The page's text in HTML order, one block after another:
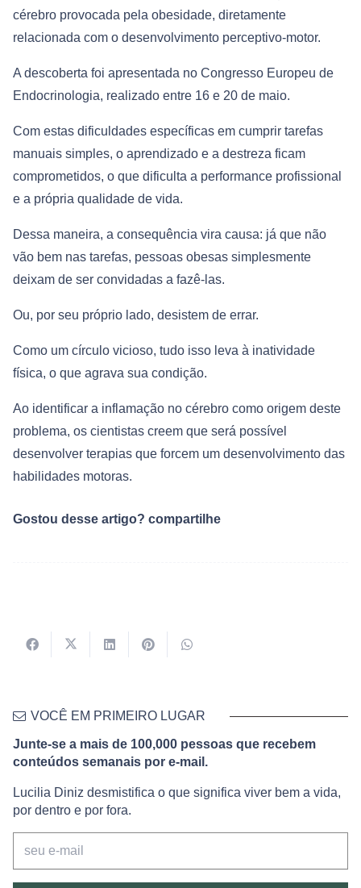
cérebro provocada pela obesidade, diretamente
relacionada com o desenvolvimento perceptivo-motor.
A descoberta foi apresentada no Congresso Europeu de
Endocrinologia, realizado entre 16 e 20 de maio.
Com estas dificuldades específicas em cumprir tarefas
manuais simples, o aprendizado e a destreza ficam
comprometidos, o que dificulta a performance profissional
e a própria qualidade de vida.
Dessa maneira, a consequência vira causa: já que não
vão bem nas tarefas, pessoas obesas simplesmente
deixam de ser convidadas a fazê-las.
Ou, por seu próprio lado, desistem de errar.
Como um círculo vicioso, tudo isso leva à inatividade
física, o que agrava sua condição.
Ao identificar a inflamação no cérebro como origem deste
problema, os cientistas creem que será possível
desenvolver terapias que forcem um desenvolvimento das
habilidades motoras.
Gostou desse artigo? compartilhe
VOCÊ EM PRIMEIRO LUGAR
Junte-se a mais de 100,000 pessoas que recebem
conteúdos semanais por e-mail.
Lucilia Diniz desmistifica o que significa viver bem a vida,
por dentro e por fora.